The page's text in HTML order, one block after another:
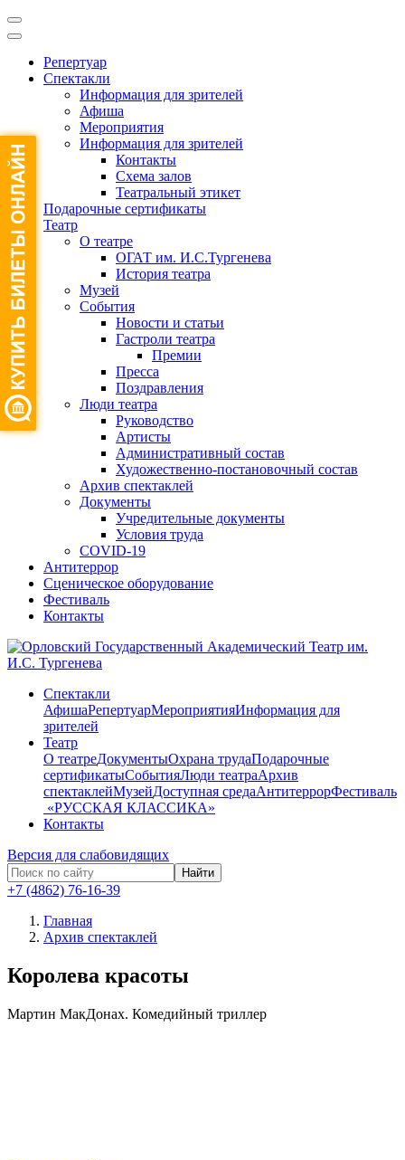
Репертуар
Спектакли
Информация для зрителей
Афиша
Мероприятия
Информация для зрителей
Контакты
Схема залов
Театральный этикет
Подарочные сертификаты
Театр
О театре
ОГАТ им. И.С.Тургенева
История театра
Музей
События
Новости и статьи
Гастроли театра
Премии
Пресса
Поздравления
Люди театра
Руководство
Артисты
Административный состав
Художественно-постановочный состав
Архив спектаклей
Документы
Учредительные документы
Условия труда
COVID-19
Антитеррор
Сценическое оборудование
Фестиваль
Контакты
Спектакли
АфишаРепертуарМероприятияИнформация для
зрителей
Театр
О театреДокументыОхрана трудаПодарочные
сертификатыСобытияЛюди театраАрхив
спектаклейМузейДоступная средаАнтитеррорФестиваль
​ «РУССКАЯ КЛАССИКА»
Контакты
Версия для слабовидящих
Найти
+7 (4862) 76-16-39
Главная
Архив спектаклей
Королева красоты
Мартин МакДонах. Комедийный триллер